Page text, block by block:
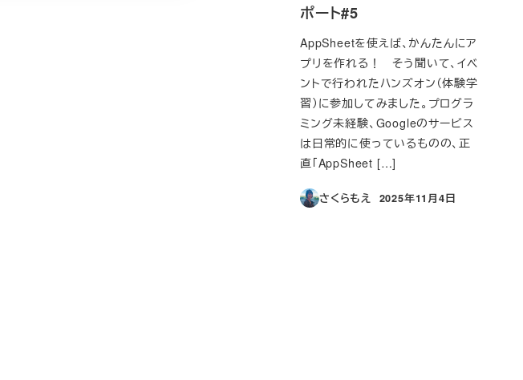
ポート#5
AppSheetを使えば、かんたんにア
プリを作れる！ そう聞いて、イベ
ントで行われたハンズオン（体験学
習）に参加してみました。プログラ
ミング未経験、Googleのサービス
は日常的に使っているものの、正
直「AppSheet […]
さくらもえ
投稿日
2025年11月4日